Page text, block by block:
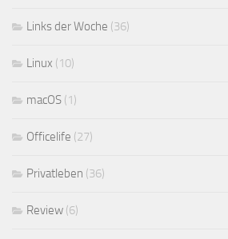
Links der Woche (36)
Linux (10)
macOS (1)
Officelife (27)
Privatleben (36)
Review (6)